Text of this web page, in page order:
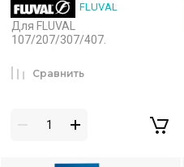
FLUVAL
Для FLUVAL
107/207/307/407.
Сравнить